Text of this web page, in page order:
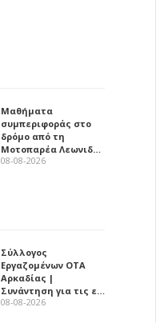
Μαθήματα
συμπεριφοράς στο
δρόμο από τη
Μοτοπαρέα Λεωνιδ…
08-08-2026
Σύλλογος
Εργαζομένων ΟΤΑ
Αρκαδίας |
Συνάντηση για τις ε…
08-08-2026